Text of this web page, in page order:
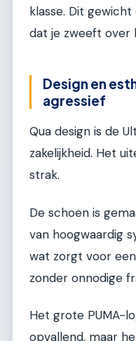
klasse. Dit
dat je zweeft over
Design en
agressief
Qua design is de
zakelijkheid. Het
strak.
De schoen is
van hoogwaardig
wat zorgt voor
zonder onnodige
Het grote PUMA-
opvallend, maar